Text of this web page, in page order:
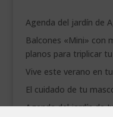
Agenda del jardín de
Balcones «Mini» con
planos para triplicar
Vive este verano en
El cuidado de tu
Agenda del jardín de